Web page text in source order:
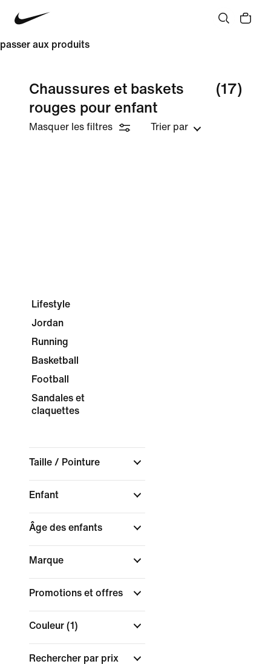
passer aux produits
Chaussures et baskets
rouges pour enfant
(17)
Masquer les filtres Trier par
Lifestyle
Jordan
Running
Basketball
Football
Sandales et
claquettes
Taille / Pointure
Enfant
Âge des enfants
Marque
Promotions et offres
Couleur (1)
Rechercher par prix